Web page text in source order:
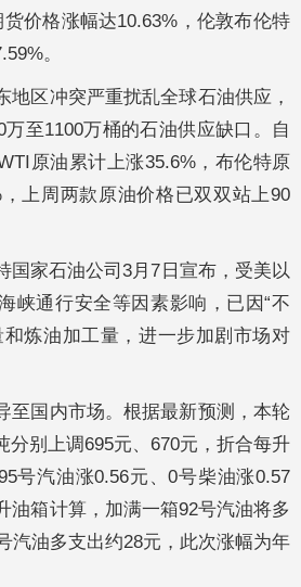
价格涨幅达10.63%，伦敦布伦特
。
地区冲突严重扰乱全球石油供应，
至1100万桶的石油供应缺口。自
原油累计上涨35.6%，布伦特原
上周两款原油价格已双双站上90
国家石油公司3月7日宣布，受美以
峡通行安全等因素影响，已因“不
炼油加工量，进一步加剧市场对
至国内市场。根据最新预测，本轮
分别上调695元、670元，折合每升
号汽油涨0.56元、0号柴油涨0.57
油箱计算，加满一箱92号汽油将多
汽油多支出约28元，此次涨幅为年